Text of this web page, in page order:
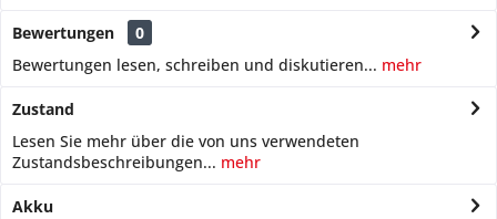
Bewertungen
0
Bewertungen lesen, schreiben und diskutieren... mehr
Zustand
Lesen Sie mehr über die von uns verwendeten
Zustandsbeschreibungen... mehr
Akku